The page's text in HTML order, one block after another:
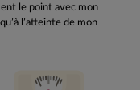
le point avec mon
l’atteinte de mon